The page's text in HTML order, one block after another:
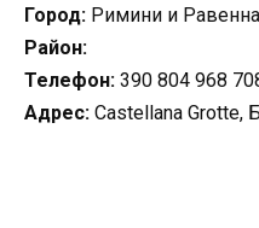
Город: Римини и Равенна
Район:
Телефон: 390 804 968
Адрес: Castellana Grotte,